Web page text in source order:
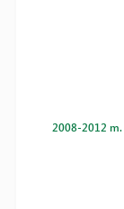
2008-2012 m.